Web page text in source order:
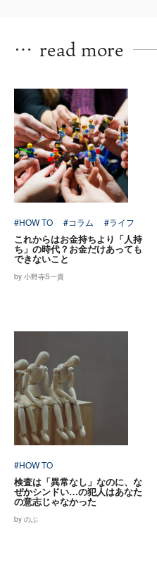
… read more
#HOW TO #コラム #ライフ
これからはお金持ちより「人持
ち」の時代？お金だけあっても
できないこと
by 小野寺S一貴
#HOW TO
検査は「異常なし」なのに、な
ぜかシンドい…の犯人はあなた
の意志じゃなかった
by のぶ